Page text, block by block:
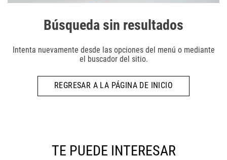
Búsqueda sin resultados
Intenta nuevamente desde las opciones del menú o mediante
el buscador del sitio.
REGRESAR A LA PÁGINA DE INICIO
TE PUEDE INTERESAR